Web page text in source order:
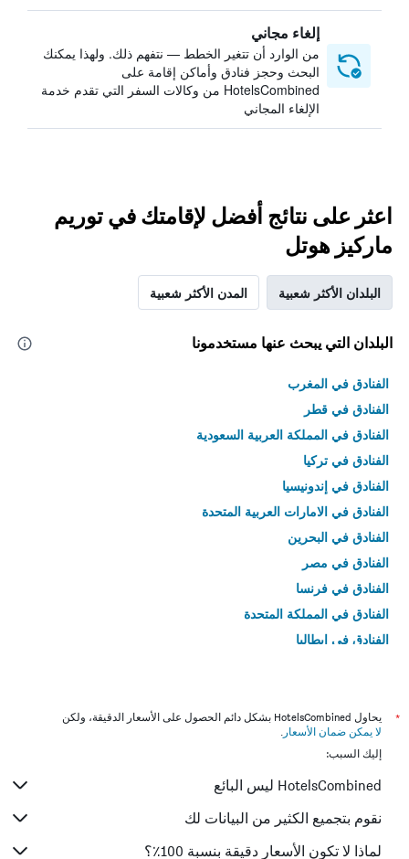
إلغاء مجاني
من الوارد أن تتغير الخطط — نتفهم ذلك. ولهذا يمكنك
البحث وحجز فنادق وأماكن إقامة على
HotelsCombined من وكالات السفر التي تقدم خدمة
الإلغاء المجاني
اعثر على نتائج أفضل لإقامتك في توريم
ماركيز هوتل
البلدان الأكثر شعبية المدن الأكثر شعبية
البلدان التي يبحث عنها مستخدمونا
الفنادق في المغرب
الفنادق في قطر
الفنادق في المملكة العربية السعودية
الفنادق في تركيا
الفنادق في إندونيسيا
الفنادق في الامارات العربية المتحدة
الفنادق في البحرين
الفنادق في مصر
الفنادق في فرنسا
الفنادق في المملكة المتحدة
الفنادق في إيطاليا
*
يحاول HotelsCombined بشكل دائم الحصول على الأسعار الدقيقة، ولكن
لا يمكن ضمان الأسعار .
إليك السبب:
HotelsCombined ليس البائع
نقوم بتجميع الكثير من البيانات لك
لماذا لا تكون الأسعار دقيقة بنسبة 100٪؟